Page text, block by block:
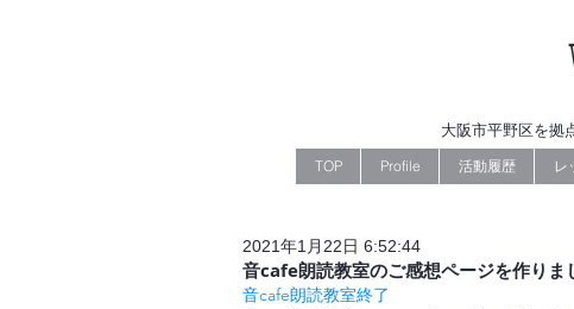
大阪市平野区を拠
TOP
Profile 活動履歴 レ
2021年1月22日 6:52:44
音cafe朗読教室のご感想ページを作りま
音cafe朗読教室終了